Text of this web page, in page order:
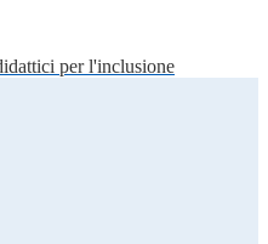
per l'inclusione